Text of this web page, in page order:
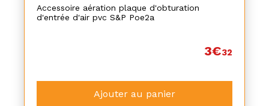
Accessoire aération plaque d'obturation
d'entrée d'air pvc S&P Poe2a
3€32
Ajouter au panier